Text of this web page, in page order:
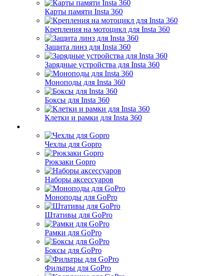
Карты памяти Insta 360
Крепления на мотоцикл для Insta 360
Защита линз для Insta 360
Зарядные устройства для Insta 360
Моноподы для Insta 360
Боксы для Insta 360
Клетки и рамки для Insta 360
Чехлы для Gopro
Рюкзаки Gopro
Наборы аксессуаров
Моноподы для GoPro
Штативы для GoPro
Рамки для GoPro
Боксы для GoPro
Фильтры для GoPro